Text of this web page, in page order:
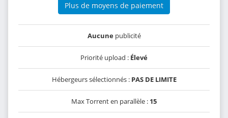
Plus de moyens de paiement
Aucunepublicité
Priorité upload : Élevé
Hébergeurs sélectionnés : PAS DE LIMITE
Max Torrent en parallèle : 15